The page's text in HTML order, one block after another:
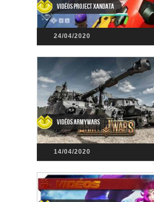
Vidéos Project Xandata
24/04/2020
Vidéos ArmyWars
14/04/2020